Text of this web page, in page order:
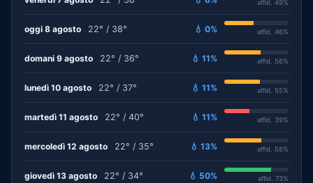
affid. 49%
oggi 8 agosto 22° / 38° 💧 0% affid. 46%
domani 9 agosto 22° / 36° 💧 11% affid. 56%
lunedì 10 agosto 22° / 37° 💧 11% affid. 55%
martedì 11 agosto 22° / 40° 💧 11% affid. 39%
mercoledì 12 agosto 22° / 35° 💧 13% affid. 58%
giovedì 13 agosto 22° / 34° 💧 50% affid. 73%